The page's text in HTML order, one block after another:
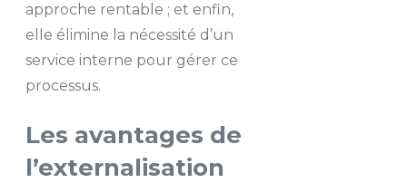
approche rentable ; et enfin,
elle élimine la nécessité d’un
service interne pour gérer ce
processus.
Les avantages de
l’externalisation